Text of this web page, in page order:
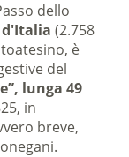
dello
(2.758
è
del
lunga 49
in
breve,